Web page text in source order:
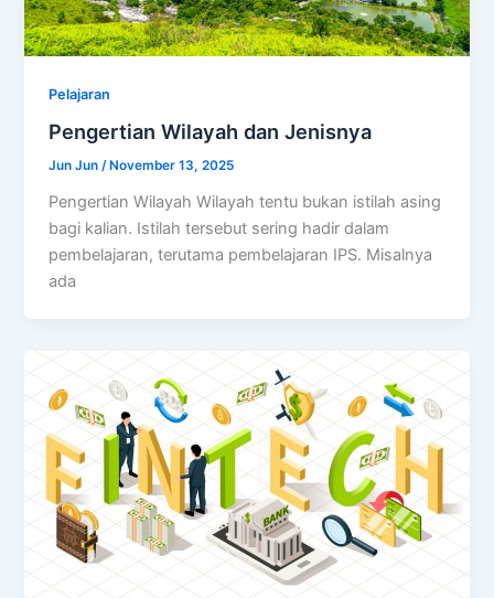
Pelajaran
Pengertian Wilayah dan Jenisnya
Jun Jun/ November 13, 2025
Pengertian Wilayah Wilayah tentu bukan istilah asing
bagi kalian. Istilah tersebut sering hadir dalam
pembelajaran, terutama pembelajaran IPS. Misalnya
ada